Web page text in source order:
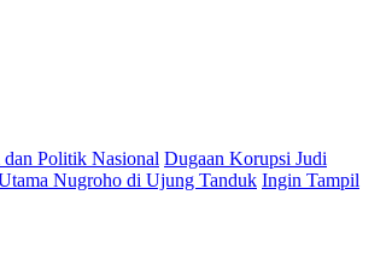
Politik Nasional Dugaan Korupsi Judi
Nugroho di Ujung Tanduk Ingin Tampil